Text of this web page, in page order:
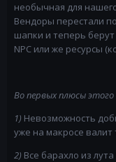
необычная для
Вендоры перестали
шапки и теперь
NPC или же ресурсы
Во первых плюсы этого
1) Невозможность
уже на макросе валит
2) Все барахло из